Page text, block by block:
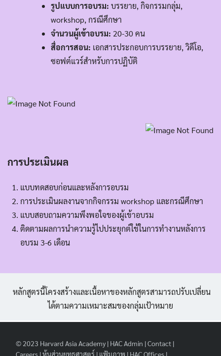
รูปแบบการอบรม: บรรยาย, กิจกรรมกลุ่ม,
workshop, กรณีศึกษา
จำนวนผู้เข้าอบรม: 20-30 คน
สื่อการสอน: เอกสารประกอบการบรรยาย, วิดีโอ,
ซอฟต์แวร์สำหรับการปฏิบัติ
การประเมินผล
แบบทดสอบก่อนและหลังการอบรม
การประเมินผลงานจากกิจกรรม workshop และกรณีศึกษา
แบบสอบถามความพึงพอใจของผู้เข้าอบรม
ติดตามผลการนำความรู้ไปประยุกต์ใช้ในการทำงานหลังการ
อบรม 3-6 เดือน
หลักสูตรนี้โครงสร้างและเนื้อหาของหลักสูตรสามารถปรับเปลี่ยน
ได้ตามความเหมาะสมของกลุ่มเป้าหมาย
© 2023 Harvard Asia Academy | HAC Admin |Contact |
Careers |หุ้นส่วนยุทธศาสตร์ | แฟ้มภาพ | HAC Offices |